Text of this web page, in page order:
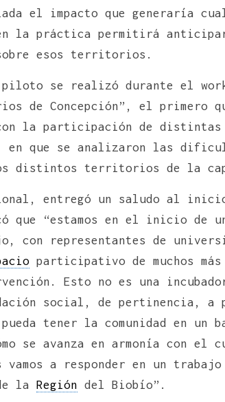
el impacto que generaría
la práctica permitirá
esos territorios.
piloto se realizó durante el
de Concepción”, el primero
la participación de distintas
en que se analizaron las
distintos territorios de la
entregó un saludo al
que “estamos en el inicio de
representantes de
participativo de muchos más
Esto no es una
social, de pertinencia, a
tener la comunidad en un
se avanza en armonía con el
vamos a responder en un
la Región del Biobío”.